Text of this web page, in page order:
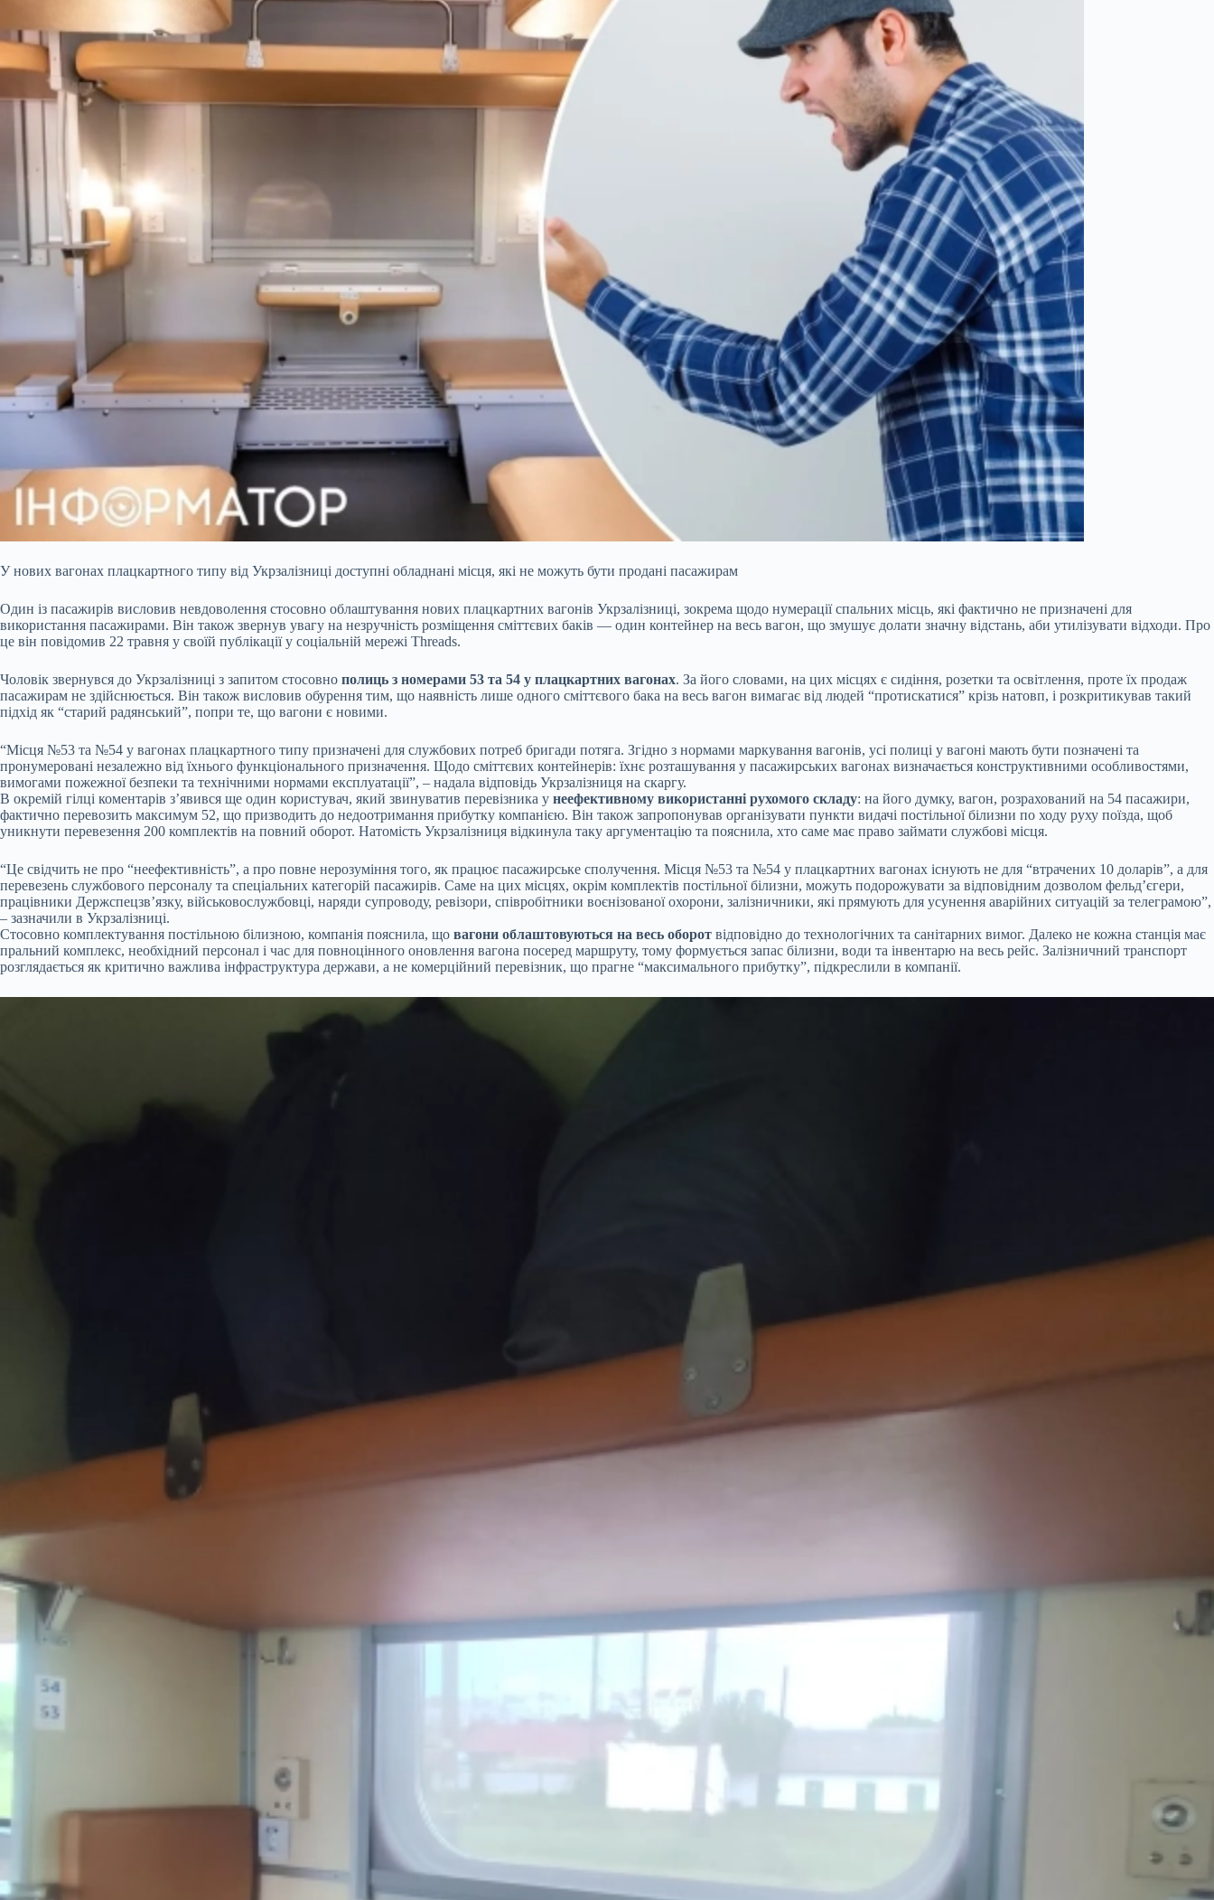
У нових вагонах плацкартного типу від Укрзалізниці доступні обладнані місця, які не можуть бути продані пасажирам
Один із пасажирів висловив невдоволення стосовно облаштування нових плацкартних вагонів Укрзалізниці, зокрема щодо нумерації спальних місць, які фактично не призначені для
використання пасажирами. Він також звернув увагу на незручність розміщення сміттєвих баків — один контейнер на весь вагон, що змушує долати значну відстань, аби утилізувати відходи. Про
це він повідомив 22 травня у своїй публікації у соціальній мережі Threads.
Чоловік звернувся до Укрзалізниці з запитом стосовно полиць з номерами 53 та 54 у плацкартних вагонах. За його словами, на цих місцях є сидіння, розетки та освітлення, проте їх продаж
пасажирам не здійснюється. Він також висловив обурення тим, що наявність лише одного сміттєвого бака на весь вагон вимагає від людей “протискатися” крізь натовп, і розкритикував такий
підхід як “старий радянський”, попри те, що вагони є новими.
“Місця №53 та №54 у вагонах плацкартного типу призначені для службових потреб бригади потяга. Згідно з нормами маркування вагонів, усі полиці у вагоні мають бути позначені та
пронумеровані незалежно від їхнього функціонального призначення. Щодо сміттєвих контейнерів: їхнє розташування у пасажирських вагонах визначається конструктивними особливостями,
вимогами пожежної безпеки та технічними нормами експлуатації”, – надала відповідь Укрзалізниця на скаргу.
В окремій гілці коментарів з’явився ще один користувач, який звинуватив перевізника у неефективному використанні рухомого складу: на його думку, вагон, розрахований на 54 пасажири,
фактично перевозить максимум 52, що призводить до недоотримання прибутку компанією. Він також запропонував організувати пункти видачі постільної білизни по ходу руху поїзда, щоб
уникнути перевезення 200 комплектів на повний оборот. Натомість Укрзалізниця відкинула таку аргументацію та пояснила, хто саме має право займати службові місця.
“Це свідчить не про “неефективність”, а про повне нерозуміння того, як працює пасажирське сполучення. Місця №53 та №54 у плацкартних вагонах існують не для “втрачених 10 доларів”, а для
перевезень службового персоналу та спеціальних категорій пасажирів. Саме на цих місцях, окрім комплектів постільної білизни, можуть подорожувати за відповідним дозволом фельд’єгери,
працівники Держспецзв’язку, військовослужбовці, наряди супроводу, ревізори, співробітники воєнізованої охорони, залізничники, які прямують для усунення аварійних ситуацій за телеграмою”,
– зазначили в Укрзалізниці.
Стосовно комплектування постільною білизною, компанія пояснила, що вагони облаштовуються на весь оборот відповідно до технологічних та санітарних вимог. Далеко не кожна станція має
пральний комплекс, необхідний персонал і час для повноцінного оновлення вагона посеред маршруту, тому формується запас білизни, води та інвентарю на весь рейс. Залізничний транспорт
розглядається як критично важлива інфраструктура держави, а не комерційний перевізник, що прагне “максимального прибутку”, підкреслили в компанії.